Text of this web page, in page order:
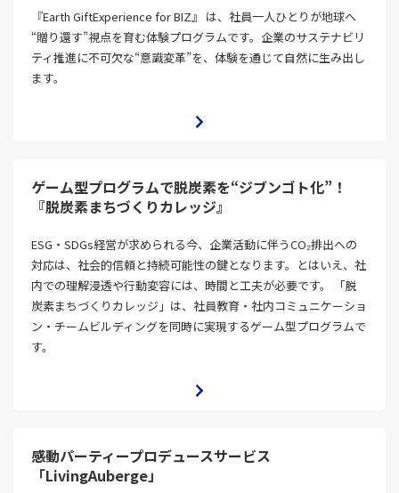
『Earth GiftExperience for BIZ』 は、社員一人ひとりが地球へ
“贈り還す”視点を育む体験プログラムです。企業のサステナビリ
ティ推進に不可欠な“意識変革”を、体験を通じて自然に生み出し
ます。
ゲーム型プログラムで脱炭素を“ジブンゴト化”！
『脱炭素まちづくりカレッジ』
ESG・SDGs経営が求められる今、企業活動に伴うCO₂排出への
対応は、社会的信頼と持続可能性の鍵となります。とはいえ、社
内での理解浸透や行動変容には、時間と工夫が必要です。 「脱
炭素まちづくりカレッジ」は、社員教育・社内コミュニケーショ
ン・チームビルディングを同時に実現するゲーム型プログラムで
す。
感動パーティープロデュースサービス
「LivingAuberge」